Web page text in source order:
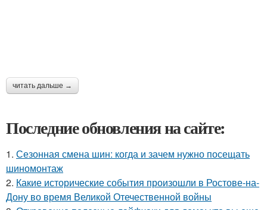
читать дальше →
Последние обновления на сайте:
1. Сезонная смена шин: когда и зачем нужно посещать
шиномонтаж
2. Какие исторические события произошли в Ростове-на-
Дону во время Великой Отечественной войны